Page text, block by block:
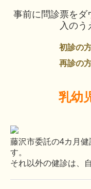
事前に問診票をダ
入のう
初診の
再診の
乳幼
藤沢市委託の4カ月
す。
それ以外の健診は、